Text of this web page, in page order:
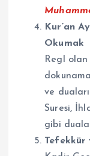
Kur’an
Okumak
Regl olan
ve
Suresi,
gibi
Tefekkür